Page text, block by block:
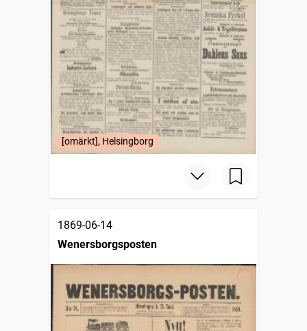
[omärkt], Helsingborg
1869-06-14
Wenersborgsposten